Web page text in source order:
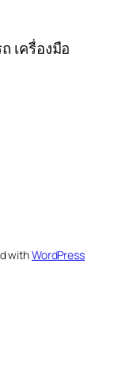
เครื่องมือ
withWordPress